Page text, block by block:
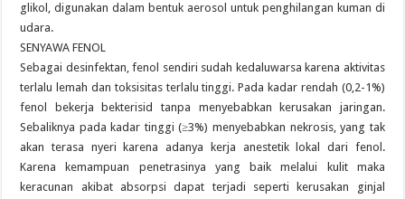
glikol, digunakan dalam bentuk aerosol untuk penghilangan kuman di
udara.
SENYAWA FENOL
Sebagai desinfektan, fenol sendiri sudah kedaluwarsa karena aktivitas
terlalu lemah dan toksisitas terlalu tinggi. Pada kadar rendah (0,2-1%)
fenol bekerja bekterisid tanpa menyebabkan kerusakan jaringan.
Sebaliknya pada kadar tinggi (≥3%) menyebabkan nekrosis, yang tak
akan terasa nyeri karena adanya kerja anestetik lokal dari fenol.
Karena kemampuan penetrasinya yang baik melalui kulit maka
keracunan akibat absorpsi dapat terjadi seperti kerusakan ginjal